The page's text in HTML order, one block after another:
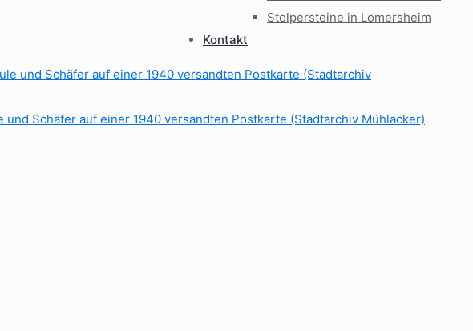
Stolpersteine in Lomersheim
Kontakt
Schäfer auf einer 1940 versandten Postkarte (Stadtarchiv Mühlacker)